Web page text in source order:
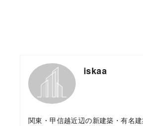
iskaa
関東・甲信越近辺の新建築・有名